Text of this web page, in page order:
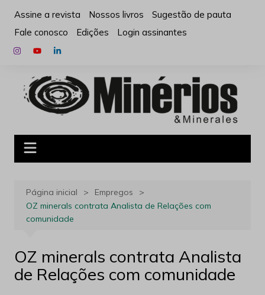
para
conteúdo
Assine a revista Nossos livros
Sugestão de pauta
Fale conosco
Edições Login assinantes
Página inicial
Empregos
OZ minerals contrata Analista de Relações com
comunidade
OZ minerals contrata Analista
de Relações com comunidade